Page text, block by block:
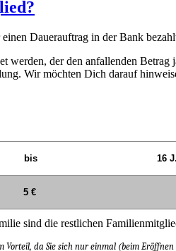
Dauerauftrag in der Bank
werden, der den anfallenden
Wir möchten Dich darauf
bis 16 J.
5 €
sind die restlichen
Vorteil, da Sie sich nur einmal (beim